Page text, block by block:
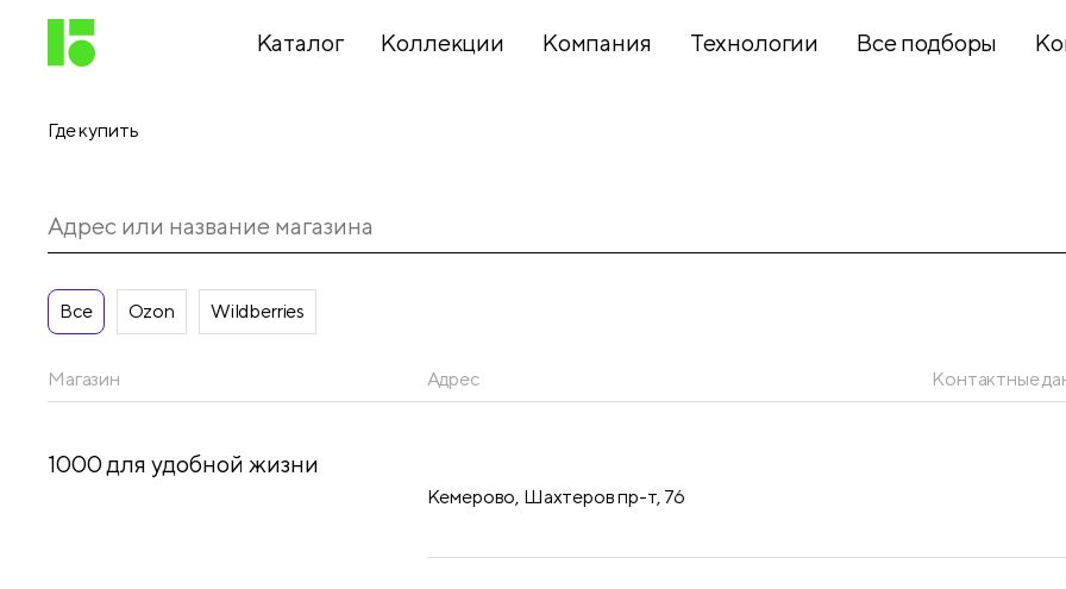
Каталог
принадлежности
Папки,
Школьный
Бумажная
Коллекции Компания Технологии Все подборы
Где купить
Все Ozon Wildberries
Магазин Адрес Контактные
1000 для удобной жизни
Кемерово, Шахтеров пр-т, 76